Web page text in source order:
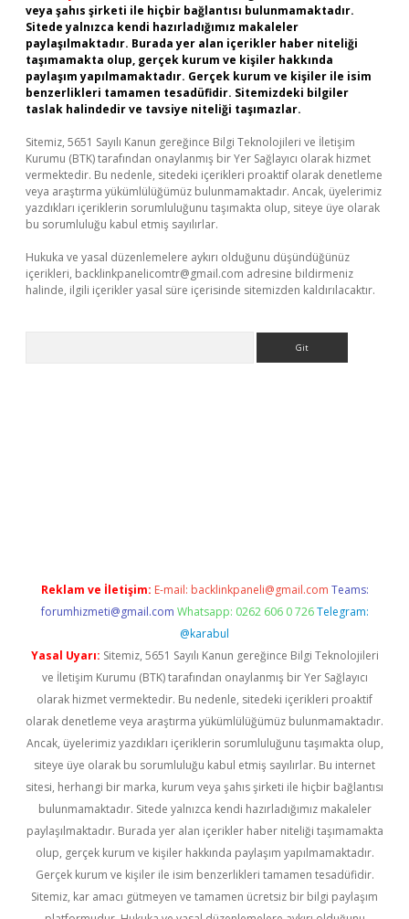
veya şahıs şirketi ile hiçbir bağlantısı bulunmamaktadır.
Sitede yalnızca kendi hazırladığımız makaleler
paylaşılmaktadır. Burada yer alan içerikler haber niteliği
taşımamakta olup, gerçek kurum ve kişiler hakkında
paylaşım yapılmamaktadır. Gerçek kurum ve kişiler ile isim
benzerlikleri tamamen tesadüfidir. Sitemizdeki bilgiler
taslak halindedir ve tavsiye niteliği taşımazlar.
Sitemiz, 5651 Sayılı Kanun gereğince Bilgi Teknolojileri ve İletişim
Kurumu (BTK) tarafından onaylanmış bir Yer Sağlayıcı olarak hizmet
vermektedir. Bu nedenle, sitedeki içerikleri proaktif olarak denetleme
veya araştırma yükümlülüğümüz bulunmamaktadır. Ancak, üyelerimiz
yazdıkları içeriklerin sorumluluğunu taşımakta olup, siteye üye olarak
bu sorumluluğu kabul etmiş sayılırlar.
Hukuka ve yasal düzenlemelere aykırı olduğunu düşündüğünüz
içerikleri, backlinkpanelicomtr@gmail.com adresine bildirmeniz
halinde, ilgili içerikler yasal süre içerisinde sitemizden kaldırılacaktır.
Reklam ve İletişim: E-mail: backlinkpaneli@gmail.com Teams:
forumhizmeti@gmail.com Whatsapp: 0262 606 0 726 Telegram:
@karabul
Yasal Uyarı: Sitemiz, 5651 Sayılı Kanun gereğince Bilgi Teknolojileri
ve İletişim Kurumu (BTK) tarafından onaylanmış bir Yer Sağlayıcı
olarak hizmet vermektedir. Bu nedenle, sitedeki içerikleri proaktif
olarak denetleme veya araştırma yükümlülüğümüz bulunmamaktadır.
Ancak, üyelerimiz yazdıkları içeriklerin sorumluluğunu taşımakta olup,
siteye üye olarak bu sorumluluğu kabul etmiş sayılırlar. Bu internet
sitesi, herhangi bir marka, kurum veya şahıs şirketi ile hiçbir bağlantısı
bulunmamaktadır. Sitede yalnızca kendi hazırladığımız makaleler
paylaşılmaktadır. Burada yer alan içerikler haber niteliği taşımamakta
olup, gerçek kurum ve kişiler hakkında paylaşım yapılmamaktadır.
Gerçek kurum ve kişiler ile isim benzerlikleri tamamen tesadüfidir.
Sitemiz, kar amacı gütmeyen ve tamamen ücretsiz bir bilgi paylaşım